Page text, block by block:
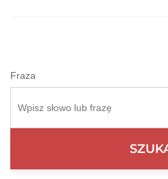
Fraza